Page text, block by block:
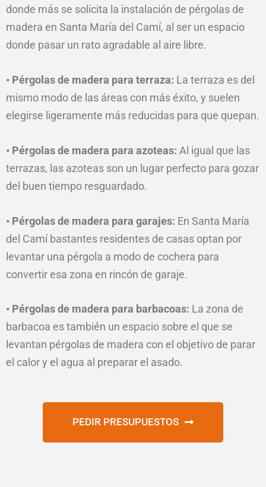
donde más se solicita la instalación de pérgolas de
madera en Santa María del Camí, al ser un espacio
donde pasar un rato agradable al aire libre.
• Pérgolas de madera para terraza: La terraza es del
mismo modo de las áreas con más éxito, y suelen
elegirse ligeramente más reducidas para que quepan.
• Pérgolas de madera para azoteas: Al igual que las
terrazas, las azoteas son un lugar perfecto para gozar
del buen tiempo resguardado.
• Pérgolas de madera para garajes: En Santa María
del Camí bastantes residentes de casas optan por
levantar una pérgola a modo de cochera para
convertir esa zona en rincón de garaje.
• Pérgolas de madera para barbacoas: La zona de
barbacoa es también un espacio sobre el que se
levantan pérgolas de madera con el objetivo de parar
el calor y el agua al preparar el asado.
PEDIR PRESUPUESTOS